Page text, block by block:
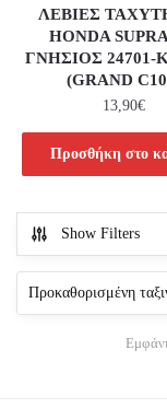
ΛΕΒΙΕΣ
HONDA
ΓΝΗΣΙΟΣ 24701-
(GRAND
13,90€
Προσθήκη στο
Show Filters